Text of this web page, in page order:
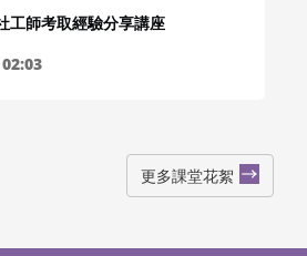
工師考取經驗分享講座
更多課堂花絮